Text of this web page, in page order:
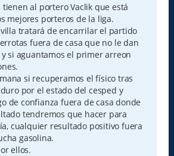
tienen al portero Vaclik que está
mejores porteros de la liga.
tratará de encarrilar el partido
fuera de casa que no le dan
si aguantamos el primer arreon
si recuperamos el físico tras
por el estado del cesped y
de confianza fuera de casa donde
tendremos que hacer para
cualquier resultado positivo fuera
gasolina.
ellos.